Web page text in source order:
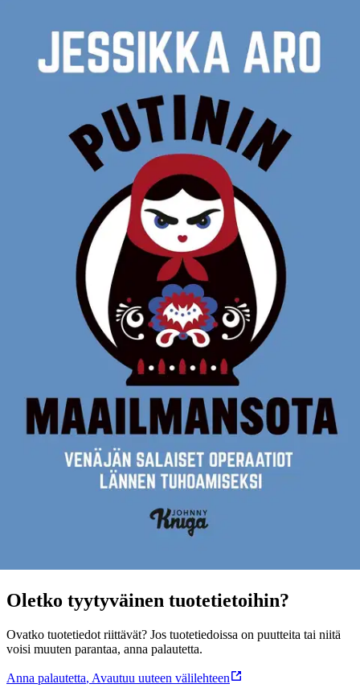
Ei saatavilla
Tuotekuvaus
Hengästyttävä matka Putinin hybridisodankäynnin ytimeen. Jessikka
Aron uusi tietokirja Kremlin sodasta länsimaita vastaan esittelee
Putinin tiedustelupalvelujen salaiset operaatiot yksityiskohtaisesti.
Venäjä uhkaa Länttä kolmannella maailmansodalla, vaikka se on
käynyt sitä jo vuosia. Aseinaan Kreml käyttää kaaosagentteja,
peiteoperaatioita, vihapuhetta levittäviä valepappeja, vankilasta
värvättyjä hakkereita ja ihmisten hyväuskoisuutta.
Kirja vie lukijan
hengästyttävälle matkalle Helsingin hovioikeuden aulasta Tallinnan
kohutulle pronssisoturipatsaalle ja Venäjän tiedustelupalveluihin
kytkeytyvästä mediakeskuksesta Berliinissä Länsi-Afrikassa
toimineeseen venäläiseen trollitehtaaseen. Aron edellinen teos,
Putinin trollit, on ollut kansainvälinen menestys. Se on ilmestynyt jo
yli 15 maassa. Jessikka Aro (s. 1980) on ammattiliitto Tehyn
viestintäjohtajana ja entinen Yleisradion toimittaja. Venäjän
informaatiovaikuttamiseen erikoistunut Aro sai artikkelistaan
”Venäjän trollit Suomessa” Bonnierin suuren journalistipalkinnon
vuonna 2016. Hänen maailmallakin hyvin menestynyttä
tietokirjaansa Putinin trollit (2019) on myyty Suomessa yli 40 000
tuotekuvausta
Oletko tyytyväinen tuotetietoihin?
Ovatko tuotetiedot riittävät? Jos tuotetiedoissa on puutteita tai niitä
voisi muuten parantaa, anna palautetta.
Anna palautetta, Avautuu uuteen välilehteen